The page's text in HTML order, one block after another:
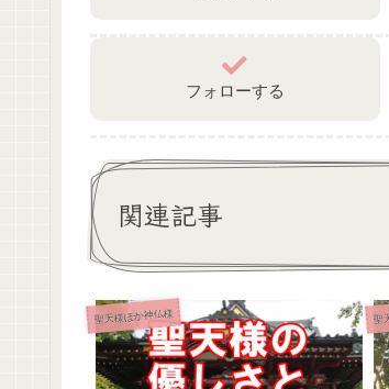
フォローする
関連記事
聖天様ほか神仏様 聖